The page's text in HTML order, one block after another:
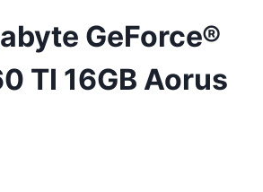
GeForce®
TI 16GB Aorus